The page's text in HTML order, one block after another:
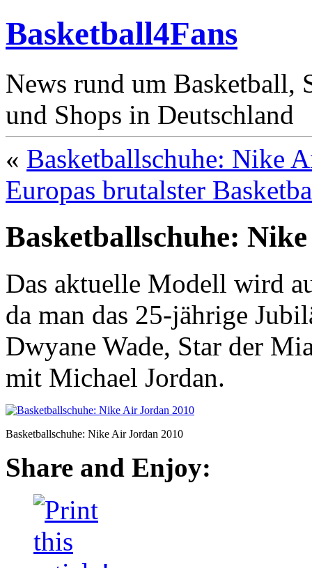
Basketball4Fans
News rund um Basketball,
und Shops in Deutschland
« Basketballschuhe: Nike
Europas brutalster
Basketballschuhe:
Das aktuelle Modell wird
da man das 25-jährige
Dwyane Wade, Star der
mit Michael Jordan.
Basketballschuhe: Nike Air Jordan 2010
Share and Enjoy: